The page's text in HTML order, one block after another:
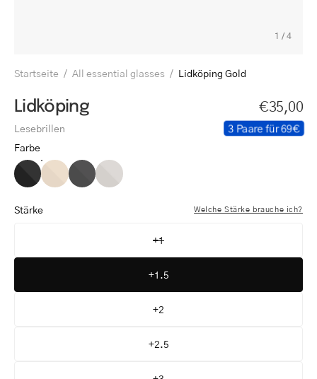
1 /4
Startseite / All essential glasses / Lidköping Gold
Lidköping €35,00
Lesebrillen 3 Paare für 69€
Farbe
Lidköping
Black
Lidköping
Gold
Lidköping
Gun
Lidköping
Steel
Stärke Welche Stärke brauche ich?
+1
+1.5
+2
+2.5